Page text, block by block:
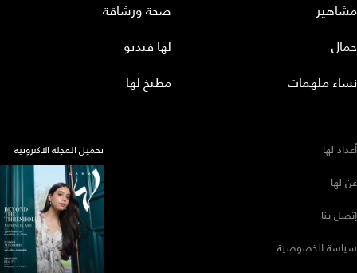
مشاهير
جمال
نساء ملهمات
صحة ورشاقة
لها فيديو
مطبخ لها
أعداد لها
عن لها
إتصل بنا
سياسة الخصوصية
تحميل المجلة الاكترونية